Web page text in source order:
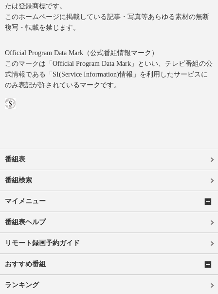
たは登録商標です。
このホームページに掲載している記事・写真等あらゆる素材の無断
複写・転載を禁じます。
Official Program Data Mark（公式番組情報マーク）
このマークは「Official Program Data Mark」といい、テレビ番組の公
式情報である「SI(Service Information)情報」を利用したサービスに
のみ表記が許されているマークです。
番組表
番組検索
マイメニュー
番組表ヘルプ
リモート録画予約ガイド
おすすめ番組
ランキング